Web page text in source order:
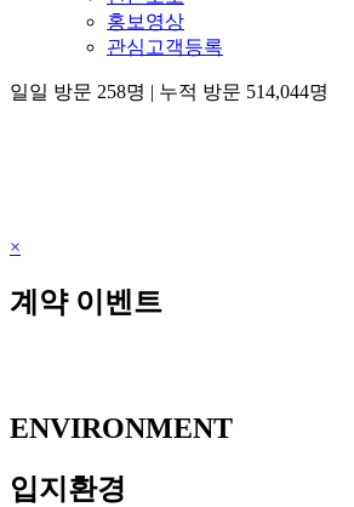
홍보영상
관심고객등록
일일 방문 258명 | 누적 방문 514,044명
×
계약 이벤트
ENVIRONMENT
입지환경